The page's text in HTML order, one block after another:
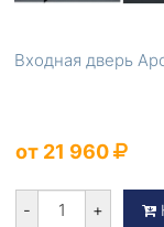
Входная дверь
от 21 960
- +